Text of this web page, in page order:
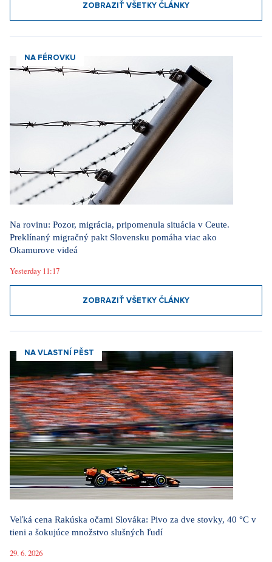
ZOBRAZIŤ VŠETKY ČLÁNKY
NA FÉROVKU
Na rovinu: Pozor, migrácia, pripomenula situácia v Ceute.
Preklínaný migračný pakt Slovensku pomáha viac ako
Okamurove videá
Yesterday 11:17
ZOBRAZIŤ VŠETKY ČLÁNKY
NA VLASTNÍ PĚST
Veľká cena Rakúska očami Slováka: Pivo za dve stovky, 40 °C v
tieni a šokujúce množstvo slušných ľudí
29. 6. 2026